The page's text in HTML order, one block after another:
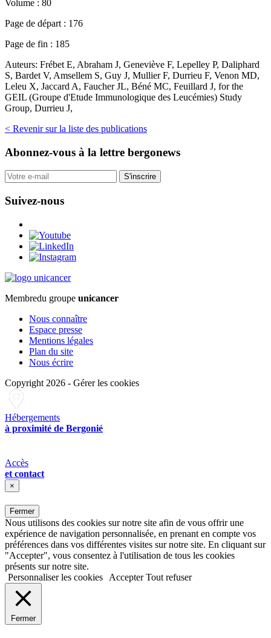
Volume : 80
Page de départ : 176
Page de fin : 185
Auteurs: Frébet E, Abraham J, Geneviève F, Lepelley P, Daliphard
S, Bardet V, Amsellem S, Guy J, Mullier F, Durrieu F, Venon MD,
Leleu X, Jaccard A, Faucher JL, Béné MC, Feuillard J, for the
GEIL (Groupe d'Etude Immunologique des Leucémies) Study
Group, Durrieu J,
< Revenir sur la liste des publications
Abonnez-vous à la lettre bergonews
S'inscrire
Suivez-nous
Membredu groupe unicancer
Nous connaître
Espace presse
Mentions légales
Plan du site
Nous écrire
Copyright 2026 - Gérer les cookies
Hébergements
à proximité de Bergonié
Accès
et contact
×
Fermer
Nous utilisons des cookies sur notre site afin de vous offrir une
expérience de navigation personnalisée, en prenant en compte vos
préférences dans vos différentes visites sur notre site. En cliquant sur
"Accepter", vous consentez à l'utilisation de tous les cookies
présents sur notre site.
Personnaliser les cookies
Accepter Tout refuser
Fermer